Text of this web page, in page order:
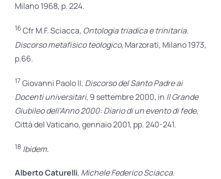
Milano 1968, p. 224.
16Cfr M.F. Sciacca, Ontologia triadica e trinitaria.
Discorso metafisico teologico, Marzorati, Milano 1973,
p.66.
17 Giovanni Paolo II, Discorso del Santo Padre ai
Docenti universitari, 9 settembre 2000, in Il Grande
Giubileo dell’Anno 2000: Diario di un evento di fede,
Città del Vaticano, gennaio 2001, pp. 240-241.
18 Ibidem.
Alberto Caturelli, Michele Federico Sciacca.